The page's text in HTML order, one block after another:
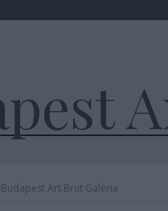
Budapest Art Brut Galéria